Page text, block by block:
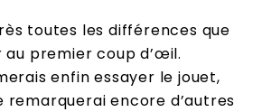
toutes les différences que
au premier coup d’œil.
enfin essayer le jouet,
encore d’autres